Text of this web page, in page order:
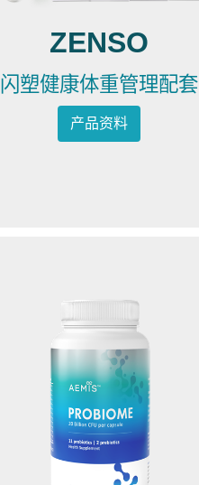
ZENSO
闪塑健康体重管理配套
产品资料